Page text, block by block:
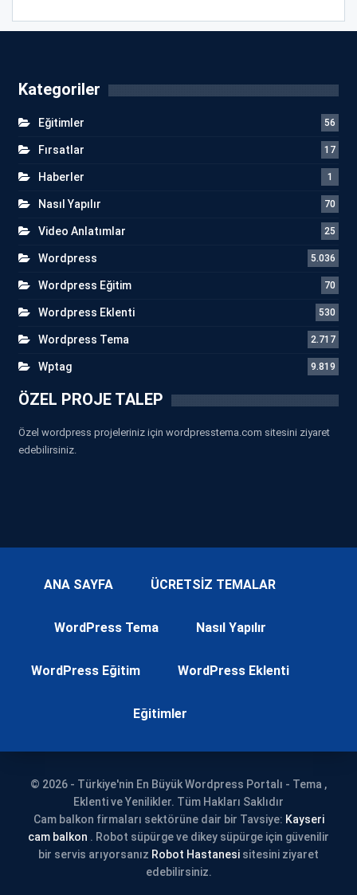
Kategoriler
Eğitimler 56
Fırsatlar 17
Haberler 1
Nasıl Yapılır 70
Video Anlatımlar 25
Wordpress 5.036
Wordpress Eğitim 70
Wordpress Eklenti 530
Wordpress Tema 2.717
Wptag 9.819
ÖZEL PROJE TALEP
Özel wordpress projeleriniz için wordpresstema.com sitesini ziyaret
edebilirsiniz.
ANA SAYFA ÜCRETSİZ TEMALAR
WordPress Tema Nasıl Yapılır
WordPress Eğitim WordPress Eklenti
Eğitimler
© 2026 - Türkiye'nin En Büyük Wordpress Portalı - Tema ,
Eklenti ve Yenilikler. Tüm Hakları Saklıdır
Cam balkon firmaları sektörüne dair bir Tavsiye: Kayseri
cam balkon . Robot süpürge ve dikey süpürge için güvenilir
bir servis arıyorsanız Robot Hastanesi sitesini ziyaret
edebilirsiniz.